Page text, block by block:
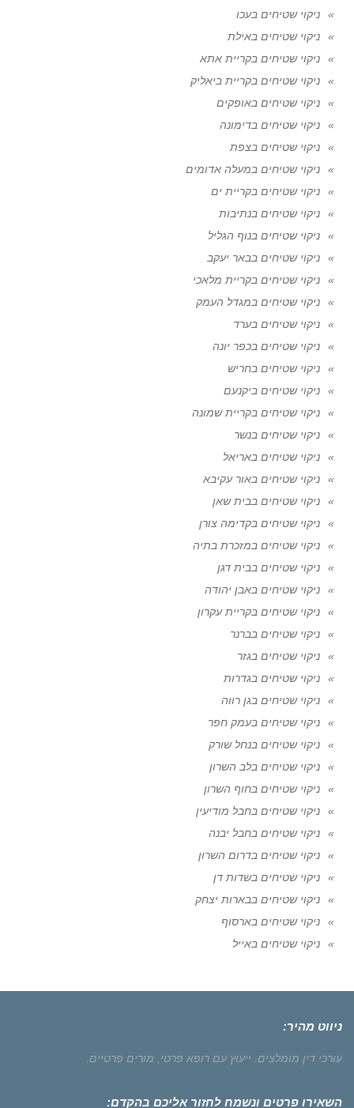
ניקוי שטיחים בעכו
ניקוי שטיחים באילת
ניקוי שטיחים בקריית אתא
ניקוי שטיחים בקריית ביאליק
ניקוי שטיחים באופקים
ניקוי שטיחים בדימונה
ניקוי שטיחים בצפת
ניקוי שטיחים במעלה אדומים
ניקוי שטיחים בקריית ים
ניקוי שטיחים בנתיבות
ניקוי שטיחים בנוף הגליל
ניקוי שטיחים בבאר יעקב
ניקוי שטיחים בקריית מלאכי
ניקוי שטיחים במגדל העמק
ניקוי שטיחים בערד
ניקוי שטיחים בכפר יונה
ניקוי שטיחים בחריש
ניקוי שטיחים ביקנעם
ניקוי שטיחים בקריית שמונה
ניקוי שטיחים בנשר
ניקוי שטיחים באריאל
ניקוי שטיחים באור עקיבא
ניקוי שטיחים בבית שאן
ניקוי שטיחים בקדימה צורן
ניקוי שטיחים במזכרת בתיה
ניקוי שטיחים בבית דגן
ניקוי שטיחים באבן יהודה
ניקוי שטיחים בקריית עקרון
ניקוי שטיחים בברנר
ניקוי שטיחים בגזר
ניקוי שטיחים בגדרות
ניקוי שטיחים בגן רווה
ניקוי שטיחים בעמק חפר
ניקוי שטיחים בנחל שורק
ניקוי שטיחים בלב השרון
ניקוי שטיחים בחוף השרון
ניקוי שטיחים בחבל מודיעין
ניקוי שטיחים בחבל יבנה
ניקוי שטיחים בדרום השרון
ניקוי שטיחים בשדות דן
ניקוי שטיחים בבארות יצחק
ניקוי שטיחים בארסוף
ניקוי שטיחים באייל
ניווט מהיר:
עורכי דין מומלצים. ייעוץ עם רופא פרטי, מורים פרטיים.
השאירו פרטים ונשמח לחזור אליכם בהקדם: